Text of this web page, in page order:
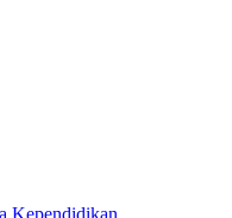
Kependidikan